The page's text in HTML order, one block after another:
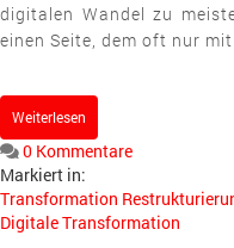
digitalen Wandel zu
einen Seite, dem oft nur
Weiterlesen
0 Kommentare
Markiert in:
Transformation
Digitale Transformation